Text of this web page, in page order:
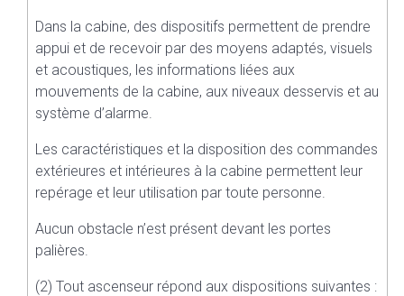
Dans la cabine, des dispositifs permettent de prendre
appui et de recevoir par des moyens adaptés, visuels
et acoustiques, les informations liées aux
mouvements de la cabine, aux niveaux desservis et au
système d’alarme.
Les caractéristiques et la disposition des commandes
extérieures et intérieures à la cabine permettent leur
repérage et leur utilisation par toute personne.
Aucun obstacle n’est présent devant les portes
palières.
(2) Tout ascenseur répond aux dispositions suivantes :